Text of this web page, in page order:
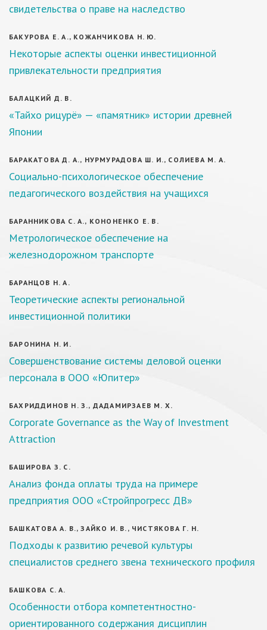
свидетельства о праве на наследство
БАКУРОВА Е. А., КОЖАНЧИКОВА Н. Ю.
Некоторые аспекты оценки инвестиционной
привлекательности предприятия
БАЛАЦКИЙ Д. В.
«Тайхо рицурё» — «памятник» истории древней
Японии
БАРАКАТОВА Д. А., НУРМУРАДОВА Ш. И., СОЛИЕВА М. А.
Социально-психологическое обеспечение
педагогического воздействия на учащихся
БАРАННИКОВА С. А., КОНОНЕНКО Е. В.
Метрологическое обеспечение на
железнодорожном транспорте
БАРАНЦОВ Н. А.
Теоретические аспекты региональной
инвестиционной политики
БАРОНИНА Н. И.
Совершенствование системы деловой оценки
персонала в ООО «Юпитер»
БАХРИДДИНОВ Н. З., ДАДАМИРЗАЕВ М. Х.
Corporate Governance as the Way of Investment
Attraction
БАШИРОВА З. С.
Анализ фонда оплаты труда на примере
предприятия ООО «Стройпрогресс ДВ»
БАШКАТОВА А. В., ЗАЙКО И. В., ЧИСТЯКОВА Г. Н.
Подходы к развитию речевой культуры
специалистов среднего звена технического профиля
БАШКОВА С. А.
Особенности отбора компетентностно-
ориентированного содержания дисциплин